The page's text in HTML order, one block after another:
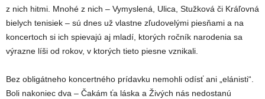
z nich hitmi. Mnohé z nich – Vymyslená, Ulica, Stužková či Kráľovná
bielych tenisiek – sú dnes už vlastne zľudovelými piesňami a na
koncertoch si ich spievajú aj mladí, ktorých ročník narodenia sa
výrazne líši od rokov, v ktorých tieto piesne vznikali.
Bez obligátneho koncertného prídavku nemohli odísť ani „elánisti“.
Boli nakoniec dva – Čakám ťa láska a Živých nás nedostanú